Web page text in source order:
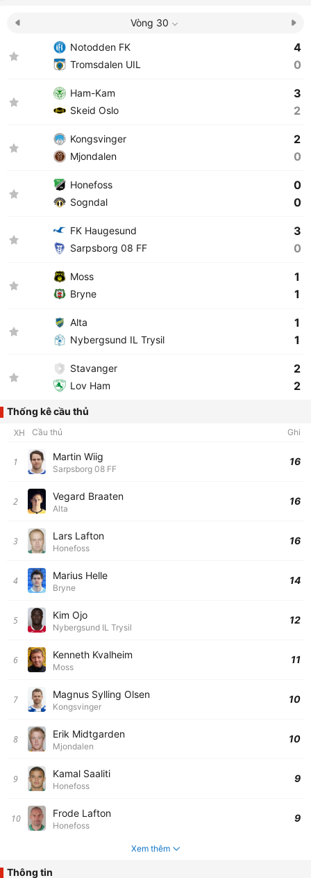
Vòng 30
Notodden FK
Tromsdalen UIL
4
0
Ham-Kam
Skeid Oslo
3
2
Kongsvinger
Mjondalen
2
0
Honefoss
Sogndal
0
0
FK Haugesund
Sarpsborg 08 FF
3
0
Moss
Bryne
1
1
Alta
Nybergsund IL Trysil
1
1
Stavanger
Lov Ham
2
2
Thống kê cầu thủ
XH
Cầu thủ Ghi
1 Martin Wiig
Sarpsborg 08 FF
16
2 Vegard Braaten
Alta
16
3 Lars Lafton
Honefoss
16
4 Marius Helle
Bryne
14
5 Kim Ojo
Nybergsund IL Trysil
12
6 Kenneth Kvalheim
Moss
11
7 Magnus Sylling Olsen
Kongsvinger
10
8 Erik Midtgarden
Mjondalen
10
9 Kamal Saaliti
Honefoss
9
10 Frode Lafton
Honefoss
9
Xem thêm
Thông tin